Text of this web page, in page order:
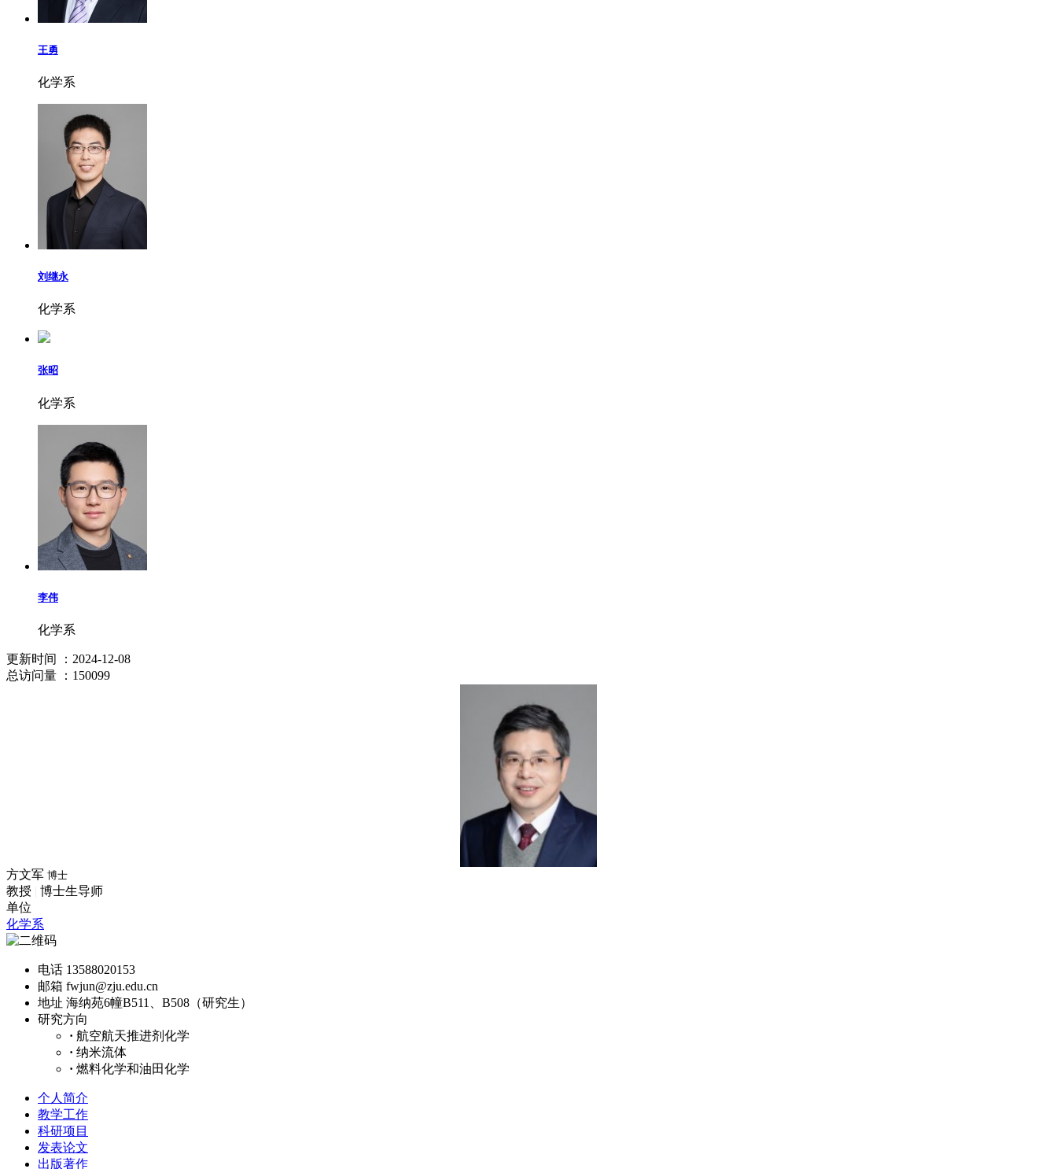
王勇
化学系
刘继永
化学系
张昭
化学系
李伟
化学系
更新时间
：2024-12-08
总访问量 ：150099
方文军 博士
教授
博士生导师
单位
化学系
电话 13588020153
邮箱 fwjun@zju.edu.cn
地址 海纳苑6幢B511、B508（研究生）
研究方向
· 航空航天推进剂化学
· 纳米流体
· 燃料化学和油田化学
个人简介
教学工作
科研项目
发表论文
出版著作